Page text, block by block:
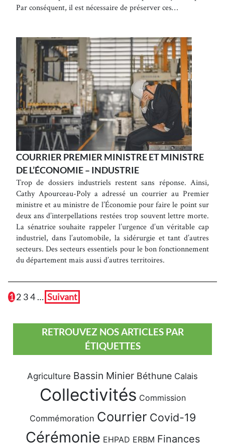
Par conséquent, il est nécessaire de préserver ces…
COURRIER PREMIER MINISTRE ET MINISTRE
DE L’ÉCONOMIE – INDUSTRIE
Trop de dossiers industriels restent sans réponse. Ainsi,
Cathy Apourceau-Poly a adressé un courrier au Premier
ministre et au ministre de l’Économie pour faire le point sur
deux ans d’interpellations restées trop souvent lettre morte.
La sénatrice souhaite rappeler l’urgence d’un véritable cap
industriel, dans l’automobile, la sidérurgie et tant d’autres
secteurs. Des secteurs essentiels pour le bon fonctionnement
du département mais aussi d’autres territoires.
1 2 34 … Suivant
RETROUVEZ NOS ARTICLES PAR
ÉTIQUETTES
Agriculture Bassin Minier Béthune Calais
Collectivités Commission
Commémoration Courrier Covid-19
Cérémonie EHPAD ERBM Finances